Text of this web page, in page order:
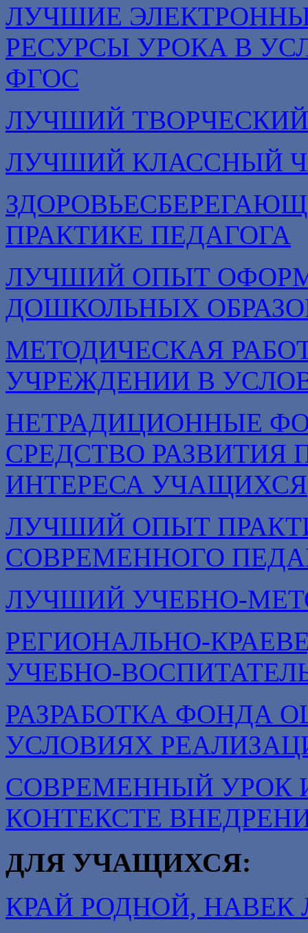
ЛУЧШИЕ
РЕСУРСЫ УРОКА В
ФГОС
ЛУЧШИЙ
ЛУЧШИЙ КЛАССНЫЙ
ПРАКТИКЕ ПЕДАГОГА
ЛУЧШИЙ ОПЫТ
ДОШКОЛЬНЫХ
МЕТОДИЧЕСКАЯ
УЧРЕЖДЕНИИ В
НЕТРАДИЦИОННЫЕ
СРЕДСТВО РАЗВИТИЯ
ИНТЕРЕСА УЧАЩИХСЯ
ЛУЧШИЙ ОПЫТ
СОВРЕМЕННОГО
ЛУЧШИЙ УЧЕБНО-
РЕГИОНАЛЬНО-
УЧЕБНО-
РАЗРАБОТКА ФОНДА
УСЛОВИЯХ
СОВРЕМЕННЫЙ УРОК
КОНТЕКСТЕ
ДЛЯ УЧАЩИХСЯ:
КРАЙ РОДНОЙ,